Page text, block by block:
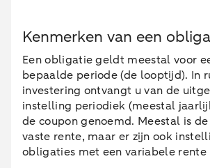
Kenmerken van een
Een obligatie geldt meestal voor
bepaalde periode (de looptijd). In
investering ontvangt u van de
instelling periodiek (meestal
de coupon genoemd. Meestal is
vaste rente, maar er zijn ook
obligaties met een variabele rente